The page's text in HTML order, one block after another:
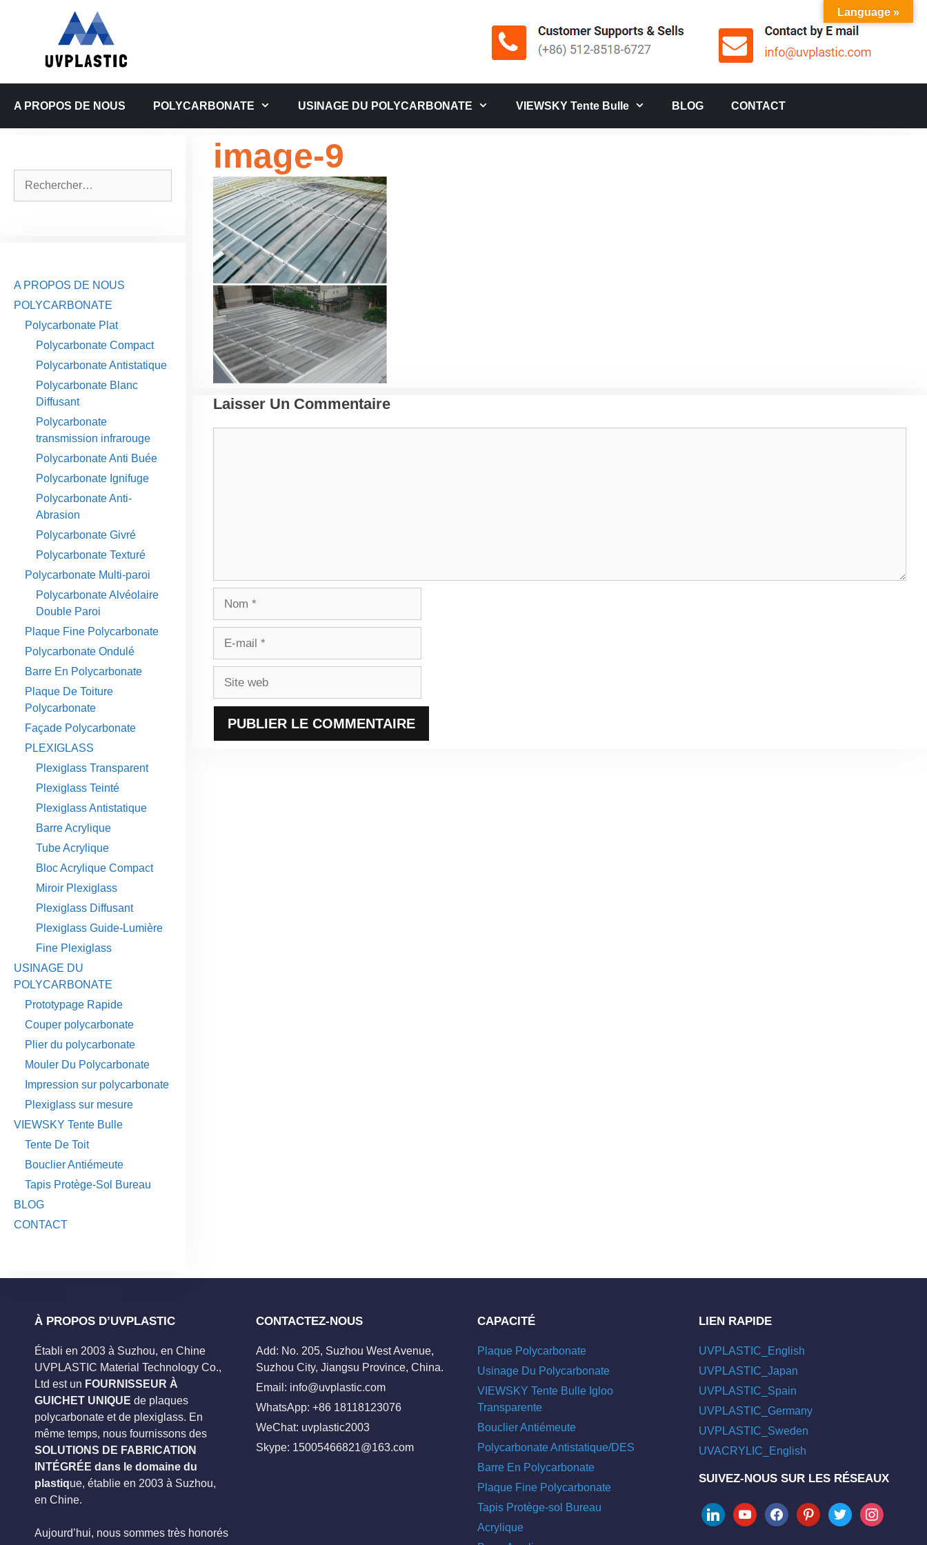
A PROPOS DE NOUS POLYCARBONATE USINAGE DU POLYCARBONATE VIEWSKY Tente Bulle BLOG CONTACT
image-9
Laisser Un Commentaire
A PROPOS DE NOUS
POLYCARBONATE
Polycarbonate Plat
Polycarbonate Compact
Polycarbonate Antistatique
Polycarbonate Blanc
Diffusant
Polycarbonate
transmission infrarouge
Polycarbonate Anti Buée
Polycarbonate Ignifuge
Polycarbonate Anti-
Abrasion
Polycarbonate Givré
Polycarbonate Texturé
Polycarbonate Multi-paroi
Polycarbonate Alvéolaire
Double Paroi
Plaque Fine Polycarbonate
Polycarbonate Ondulé
Barre En Polycarbonate
Plaque De Toiture
Polycarbonate
Façade Polycarbonate
PLEXIGLASS
Plexiglass Transparent
Plexiglass Teinté
Plexiglass Antistatique
Barre Acrylique
Tube Acrylique
Bloc Acrylique Compact
Miroir Plexiglass
Plexiglass Diffusant
Plexiglass Guide-Lumière
Fine Plexiglass
USINAGE DU
POLYCARBONATE
Prototypage Rapide
Couper polycarbonate
Plier du polycarbonate
Mouler Du Polycarbonate
Impression sur polycarbonate
Plexiglass sur mesure
VIEWSKY Tente Bulle
Tente De Toit
Bouclier Antiémeute
Tapis Protège-Sol Bureau
BLOG
CONTACT
À PROPOS D’UVPLASTIC
Établi en 2003 à Suzhou, en Chine
UVPLASTIC Material Technology Co.,
Ltd est un FOURNISSEUR À
GUICHET UNIQUE de plaques
polycarbonate et de plexiglass. En
même temps, nous fournissons des
SOLUTIONS DE FABRICATION
INTÉGRÉE dans le domaine du
plastique, établie en 2003 à Suzhou,
en Chine.
Aujourd’hui, nous sommes très honorés
CONTACTEZ-NOUS
Add: No. 205, Suzhou West Avenue,
Suzhou City, Jiangsu Province, China.
Email: info@uvplastic.com
WhatsApp: +86 18118123076
WeChat: uvplastic2003
Skype: 15005466821@163.com
CAPACITÉ
Plaque Polycarbonate
Usinage Du Polycarbonate
VIEWSKY Tente Bulle Igloo
Transparente
Bouclier Antiémeute
Polycarbonate Antistatique/DES
Barre En Polycarbonate
Plaque Fine Polycarbonate
Tapis Protège-sol Bureau
Acrylique
LIEN RAPIDE
UVPLASTIC_English
UVPLASTIC_Japan
UVPLASTIC_Spain
UVPLASTIC_Germany
UVPLASTIC_Sweden
UVACRYLIC_English
SUIVEZ-NOUS SUR LES RÉSEAUX
linkedinyoutubefacebookpinteresttwitter instagram
Language »